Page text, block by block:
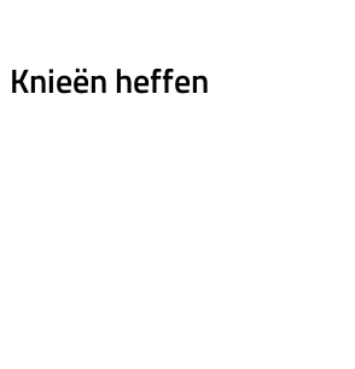
Knieën heffen